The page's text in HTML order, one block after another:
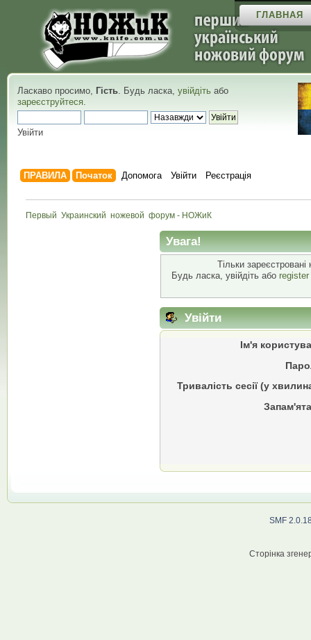
ГЛАВНАЯ
Ласкаво просимо, Гість. Будь ласка, увійдіть або
зареєструйтеся.
Увійти
ПРАВИЛА Початок Допомога Увійти Реєстрація
Первый  Украинский  ножевой  форум - НОЖиК
Увага!
Тільки
Будь ласка, увійдіть або
Увійти
Ім'я
Тривалість сесії (у
SMF
Сторінка